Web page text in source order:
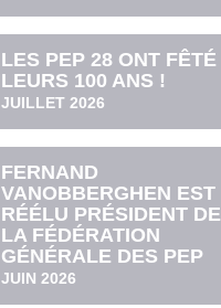
LES PEP 28 ONT FÊTÉ
LEURS 100 ANS !
JUILLET 2026
FERNAND
VANOBBERGHEN EST
RÉÉLU PRÉSIDENT DE
LA FÉDÉRATION
GÉNÉRALE DES PEP
JUIN 2026